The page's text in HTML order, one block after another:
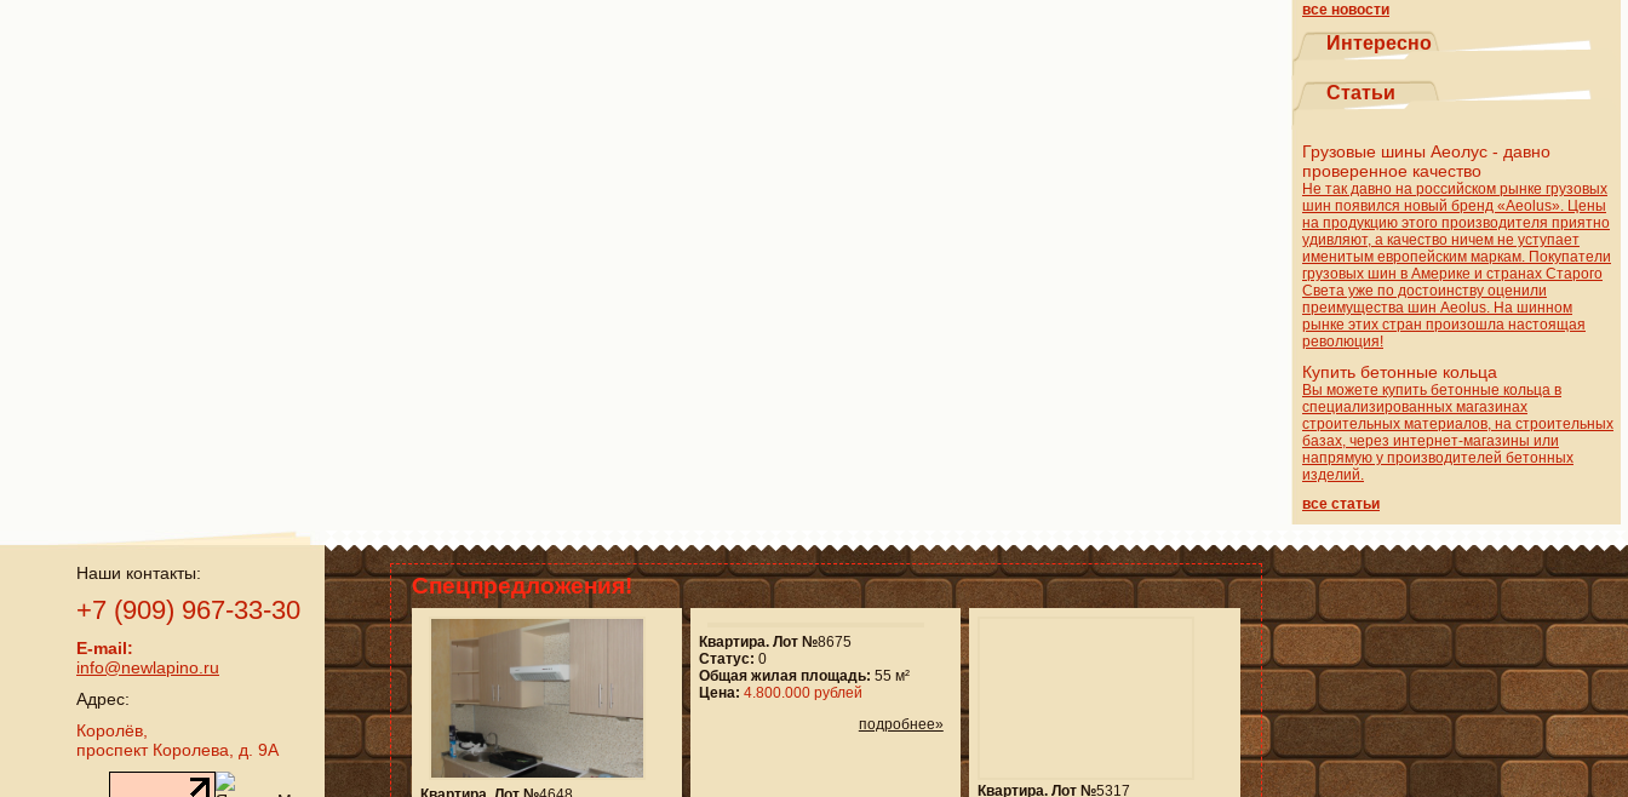
все новости
Интересно
Статьи
Грузовые шины Аеолус - давно
проверенное качество
Не так давно на российском рынке грузовых
шин появился новый бренд «Aeolus». Цены
на продукцию этого производителя приятно
удивляют, а качество ничем не уступает
именитым европейским маркам. Покупатели
грузовых шин в Америке и странах Старого
Света уже по достоинству оценили
преимущества шин Aeolus. На шинном
рынке этих стран произошла настоящая
революция!
Купить бетонные кольца
Вы можете купить бетонные кольца в
специализированных магазинах
строительных материалов, на строительных
базах, через интернет-магазины или
напрямую у производителей бетонных
изделий.
все статьи
Наши контакты:
+7 (909) 967-33-30
E-mail:
info@newlapino.ru
Адрес:
Королёв,
проспект Королева, д. 9А
Спецпредложения!
Квартира. Лот №8675
Статус: 0
Общая жилая площадь: 55 м²
Цена: 4.800.000 рублей
подробнее»
Квартира. Лот №5317